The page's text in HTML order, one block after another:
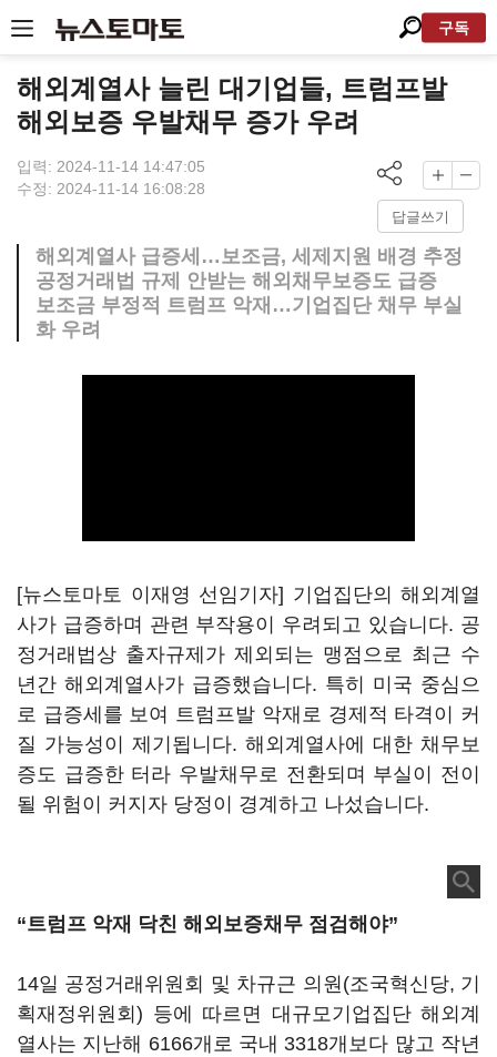
구독
해외계열사 늘린 대기업들, 트럼프발
해외보증 우발채무 증가 우려
입력: 2024-11-14 14:47:05
수정: 2024-11-14 16:08:28
답글쓰기
해외계열사 급증세…보조금, 세제지원 배경 추정
공정거래법 규제 안받는 해외채무보증도 급증
보조금 부정적 트럼프 악재…기업집단 채무 부실
화 우려
[뉴스토마토 이재영 선임기자] 기업집단의 해외계열
사가 급증하며 관련 부작용이 우려되고 있습니다. 공
정거래법상 출자규제가 제외되는 맹점으로 최근 수
년간 해외계열사가 급증했습니다. 특히 미국 중심으
로 급증세를 보여 트럼프발 악재로 경제적 타격이 커
질 가능성이 제기됩니다. 해외계열사에 대한 채무보
증도 급증한 터라 우발채무로 전환되며 부실이 전이
될 위험이 커지자 당정이 경계하고 나섰습니다.
“트럼프 악재 닥친 해외보증채무 점검해야”
14일 공정거래위원회 및 차규근 의원(조국혁신당, 기
획재정위원회) 등에 따르면 대규모기업집단 해외계
열사는 지난해 6166개로 국내 3318개보다 많고 작년